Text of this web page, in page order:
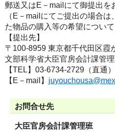
郵送又はE－mailにて御提出を
（E－mailにてご提出の場合
た物品の購入等の希望につい
【提出先】
〒100-8959 東京都千代田区霞
文部科学省大臣官房会計課管
【TEL】03-6734-2729（直通）
【E－mail】
お問合せ先
大臣官房会計課管理班